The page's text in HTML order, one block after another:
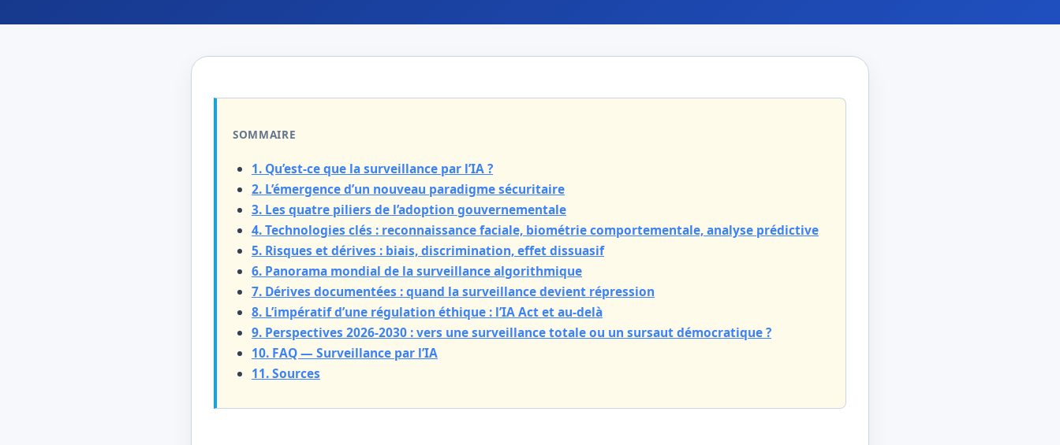
SOMMAIRE
1. Qu’est-ce que la surveillance par l’IA ?
2. L’émergence d’un nouveau paradigme sécuritaire
3. Les quatre piliers de l’adoption gouvernementale
4. Technologies clés : reconnaissance faciale, biométrie comportementale, analyse prédictive
5. Risques et dérives : biais, discrimination, effet dissuasif
6. Panorama mondial de la surveillance algorithmique
7. Dérives documentées : quand la surveillance devient répression
8. L’impératif d’une régulation éthique : l’IA Act et au-delà
9. Perspectives 2026-2030 : vers une surveillance totale ou un sursaut démocratique ?
10. FAQ — Surveillance par l’IA
11. Sources